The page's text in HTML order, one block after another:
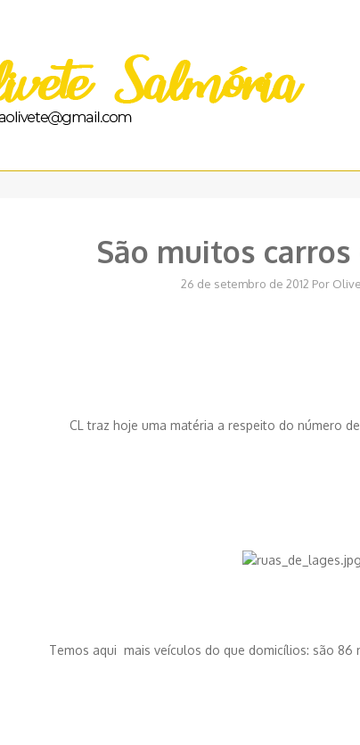
São muitos
26 de setembro de 2012 Por
CL traz hoje uma matéria a respeito do número
Temos aqui mais veículos do que domicílios: são